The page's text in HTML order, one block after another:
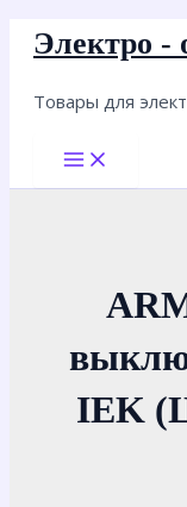
Перейти
содержимому
Электро -
Товары для
Main
Menu
IEK